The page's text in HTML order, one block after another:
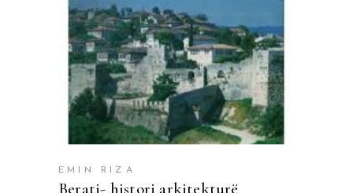
EMIN RIZA
Berati- histori arkitekturë